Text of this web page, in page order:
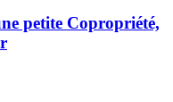
petite Copropriété,